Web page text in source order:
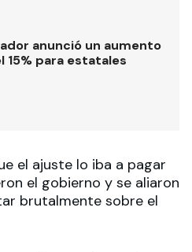
anunció un aumento
15% para estatales
el ajuste lo iba a pagar
el gobierno y se aliaron
brutalmente sobre el